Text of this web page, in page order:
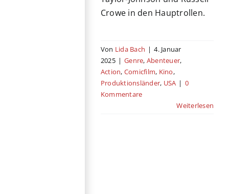
Crowe in den Hauptrollen.
Von Lida Bach | 4. Januar
2025 | Genre, Abenteuer,
Action, Comicfilm, Kino,
Produktionsländer, USA | 0
Kommentare
Weiterlesen